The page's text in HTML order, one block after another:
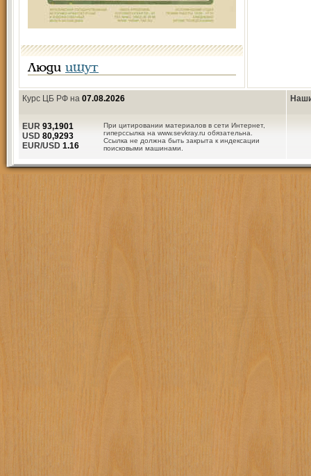
Люди ищут
Курс ЦБ РФ на 07.08.2026
При цитировании материалов в сети Интернет,
гиперссылка на www.sevkray.ru обязательна.
Ссылка не должна быть закрыта к индексации
поисковыми машинами.
EUR 93,1901
USD 80,9293
EUR/USD 1.16